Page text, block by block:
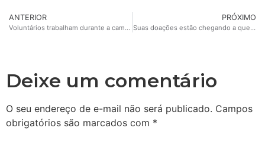
ANTERIOR
Voluntários trabalham durante a campanha emergencial da Fundação Caxias
PRÓXIMO
Suas doações estão chegando a quem mais precisa
Deixe um comentário
O seu endereço de e-mail não será publicado. Campos
obrigatórios são marcados com *